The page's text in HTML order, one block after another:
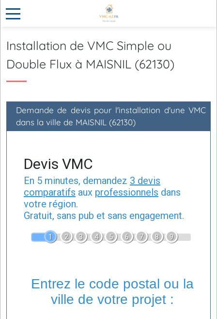
Installation de VMC Simple ou
Double Flux à MAISNIL (62130)
Demande de devis pour l'installation d'une VMC
dans la ville de MAISNIL (62130)
Devis VMC
En 5 minutes, demandez 3 devis
comparatifs aux professionnels dans
votre région.
Gratuit, sans pub et sans engagement.
1 2 3 4 5 6 7 8 9
Entrez le code postal ou la
ville de votre projet :